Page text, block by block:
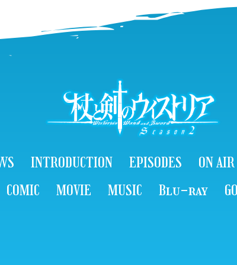
INTRODUCTION EPISODES ON AIR
COMIC
MOVIE MUSIC Blu-ray